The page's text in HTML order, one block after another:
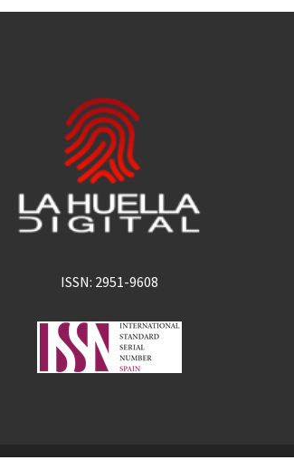
ISSN: 2951-9608